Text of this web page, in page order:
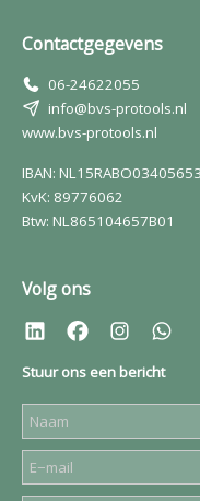
Contactgegevens
06-24622055
info@bvs-protools.nl
www.bvs-protools.nl
IBAN:
KvK: 89776062
Btw: NL865104657B01
Volg ons
Stuur ons een bericht